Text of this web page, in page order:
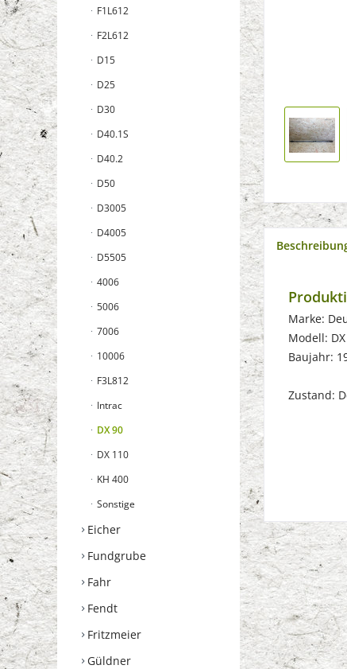
F1L612
F2L612
D15
D25
D30
D40.1S
D40.2
D50
D3005
D4005
D5505
4006
5006
7006
10006
F3L812
Intrac
DX 90
DX 110
KH 400
Sonstige
Eicher
Fundgrube
Fahr
Fendt
Fritzmeier
Güldner
Marke:
Modell:
Baujahr:
Zustand: